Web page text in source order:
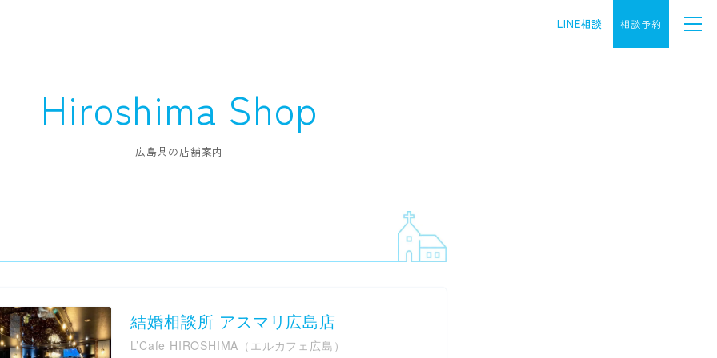
LINE相談 相談予約
Hiroshima Shop
広島県の店舗案内
結婚相談所 アスマリ広島店
L’Cafe HIROSHIMA（エルカフェ広島）